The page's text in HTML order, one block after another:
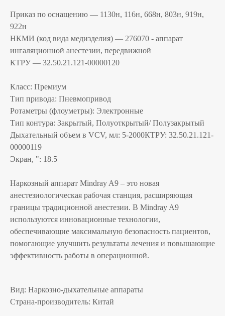
Приказ по оснащению — 1130н, 116н, 668н, 803н, 919н,
922н
НКМИ (код вида медизделия) — 276070 - аппарат
ингаляционной анестезии, передвижной
КТРУ — 32.50.21.121-00000120
Класс: Премиум
Тип привода: Пневмопривод
Ротаметры (флоуметры): Электронные
Тип контура: Закрытый, Полуоткрытый/ Полузакрытый
Дыхательный объем в VCV, мл: 5-2000КТРУ: 32.50.21.121-
00000119
Экран, ": 18.5
Наркозный аппарат Mindray A9 – это новая
анестезиологическая рабочая станция, расширяющая
границы традиционной анестезии. В Mindray A9
используются инновационные технологии,
обеспечивающие максимальную безопасность пациентов,
помогающие улучшить результаты лечения и повышающие
эффективность работы в операционной.
Вид: Наркозно-дыхательные аппараты
Страна-производитель: Китай